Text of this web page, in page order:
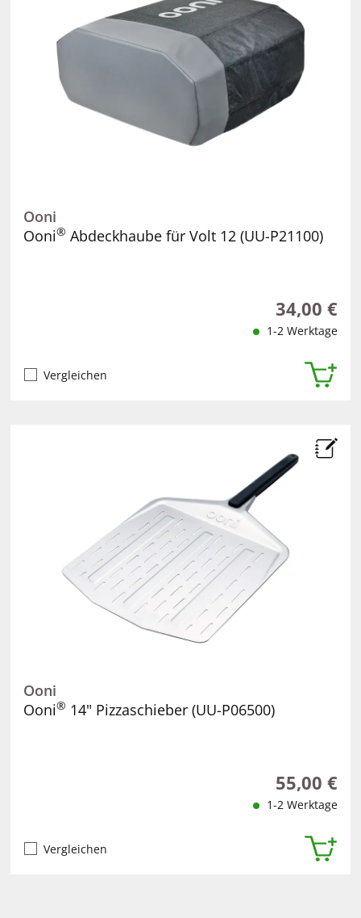
Ooni
Ooni® Abdeckhaube für Volt 12 (UU-P21100)
Regulärer
34,00 €
1-2 Werktage
Vergleichen
Ooni
Ooni® 14" Pizzaschieber (UU-P06500)
Regulärer
55,00 €
1-2 Werktage
Vergleichen